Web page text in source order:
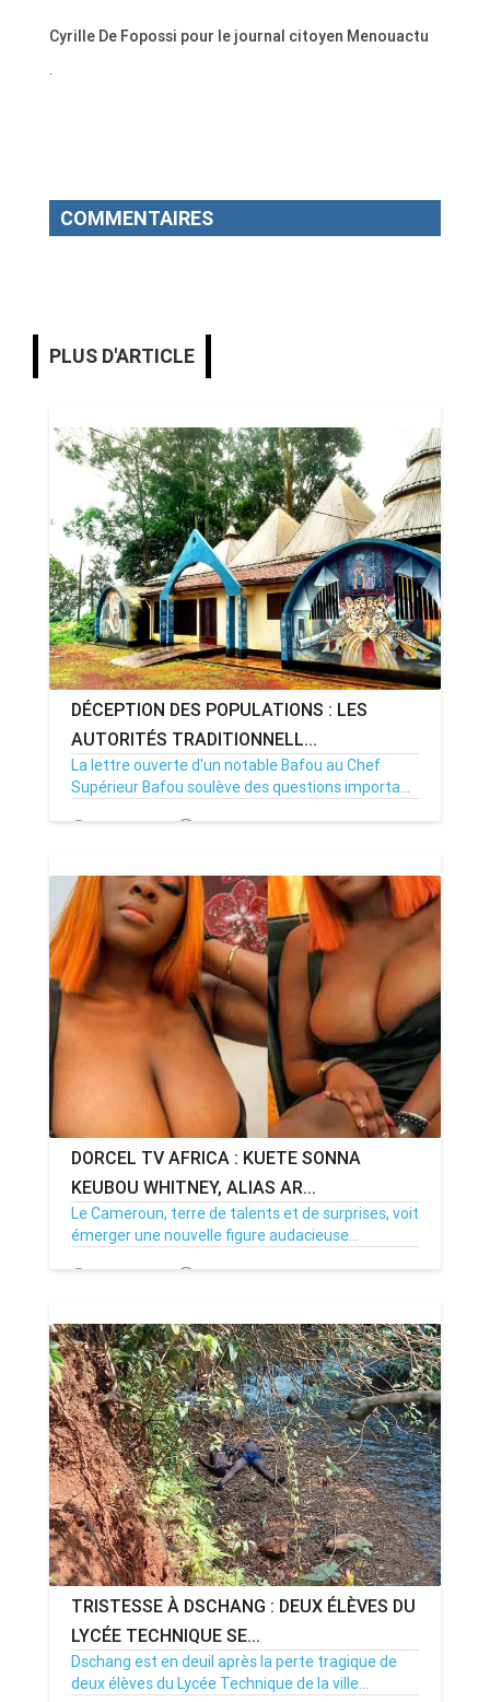
Cyrille De Fopossi pour le journal citoyen Menouactu
.
COMMENTAIRES
PLUS D'ARTICLE
DÉCEPTION DES POPULATIONS : LES
AUTORITÉS TRADITIONNELL...
La lettre ouverte d'un notable Bafou au Chef
Supérieur Bafou soulève des questions importa...
15/08/25 Par MenouActu 0
DORCEL TV AFRICA : KUETE SONNA
KEUBOU WHITNEY, ALIAS AR...
Le Cameroun, terre de talents et de surprises, voit
émerger une nouvelle figure audacieuse...
20/01/25 Par MenouActu 0
TRISTESSE À DSCHANG : DEUX ÉLÈVES DU
LYCÉE TECHNIQUE SE...
Dschang est en deuil après la perte tragique de
deux élèves du Lycée Technique de la ville...